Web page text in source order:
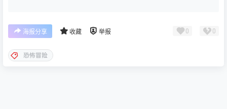
海报分享 收藏 举报 0 0
恐怖冒险